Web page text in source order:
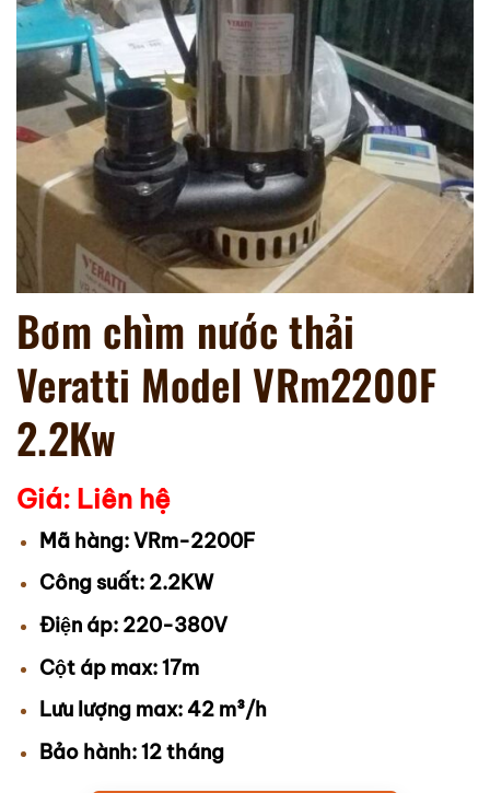
Bơm chìm nước thải
Veratti Model VRm2200F
2.2Kw
Giá: Liên hệ
Mã hàng: VRm-2200F
Công suất: 2.2KW
Điện áp: 220-380V
Cột áp max: 17m
Lưu lượng max: 42 m³/h
Bảo hành: 12 tháng